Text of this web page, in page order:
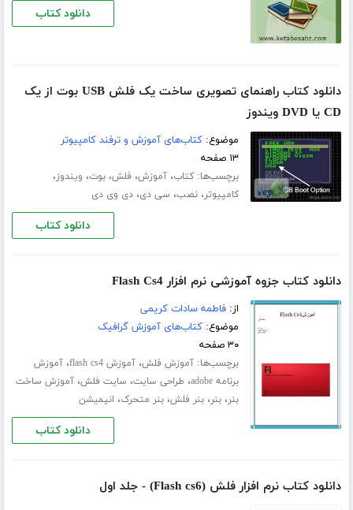
دانلود کتاب
دانلود کتاب راهنمای تصویری ساخت یک فلش USB بوت از یک
CD یا DVD ویندوز
موضوع:کتاب‌های آموزش و ترفند کامپیوتر
۱۳ صفحه
برچسب‌ها:کتاب،آموزش، فلش،بوت، ویندوز،
کامپیوتر،نصب، سی دی،دی وی دی
دانلود کتاب
دانلود کتاب جزوه آموزشی نرم افزار Flash Cs4
از:فاطمه سادات کریمی
موضوع:کتاب‌های آموزش گرافیک
۳۰ صفحه
برچسب‌ها:آموزش فلش،آموزش flash cs4 ،آموزش
برنامه adobe
، طراحی سایت، سایت فلش،آموزش ساخت
بنر،بنر،بنر فلش،بنر متحرک، انیمیشن
دانلود کتاب
دانلود کتاب نرم افزار فلش (Flash cs6) - جلد اول